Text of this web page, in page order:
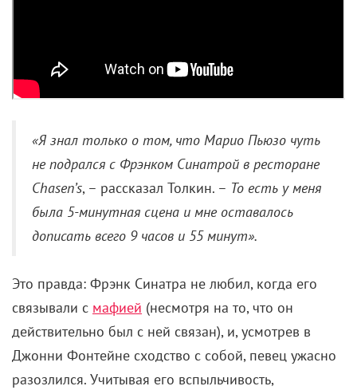
«Я знал только о том, что Марио Пьюзо чуть
не подрался с Фрэнком Синатрой в ресторане
Chasen’s, – рассказал Толкин. – То есть у меня
была 5-минутная сцена и мне оставалось
дописать всего 9 часов и 55 минут».
Это правда: Фрэнк Синатра не любил, когда его
связывали с мафией (несмотря на то, что он
действительно был с ней связан), и, усмотрев в
Джонни Фонтейне сходство с собой, певец ужасно
разозлился. Учитывая его вспыльчивость,